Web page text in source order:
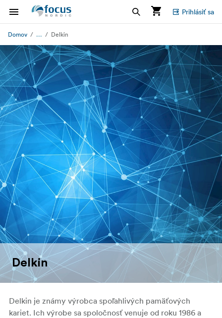
Prihlásiť sa
Domov ... Delkin
Delkin
Delkin je známy výrobca spoľahlivých pamäťových
kariet. Ich výrobe sa spoločnosť venuje od roku 1986 a